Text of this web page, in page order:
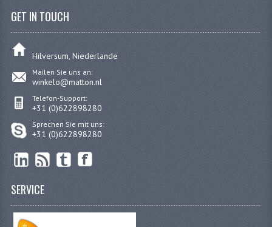
GET IN TOUCH
Hilversum, Niederlande
Mailen Sie uns an:
winkelo@matton.nl
Telefon-Support:
+31 (0)622898280
Sprechen Sie mit uns:
+31 (0)622898280
SERVICE